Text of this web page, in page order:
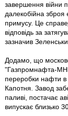
завершення війни
далекобійна зброя
примусу. Це
відповідь за
зазначив
Додамо, що
"Газпромнафта-
переробки нафти в
Капотня. Завод
паливі, постачає
випускає близько